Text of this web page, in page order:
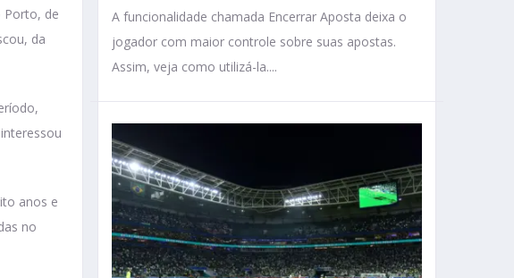
Porto, de
da
anos e
no
A funcionalidade chamada Encerrar Aposta deixa o
jogador com maior controle sobre suas apostas.
Assim, veja como utilizá-la....